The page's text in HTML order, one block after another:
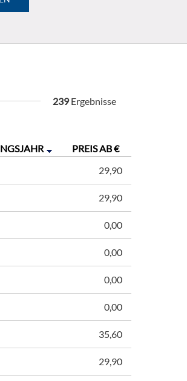
239Ergebnisse
PREIS AB €
29,90
29,90
0,00
0,00
0,00
0,00
35,60
29,90